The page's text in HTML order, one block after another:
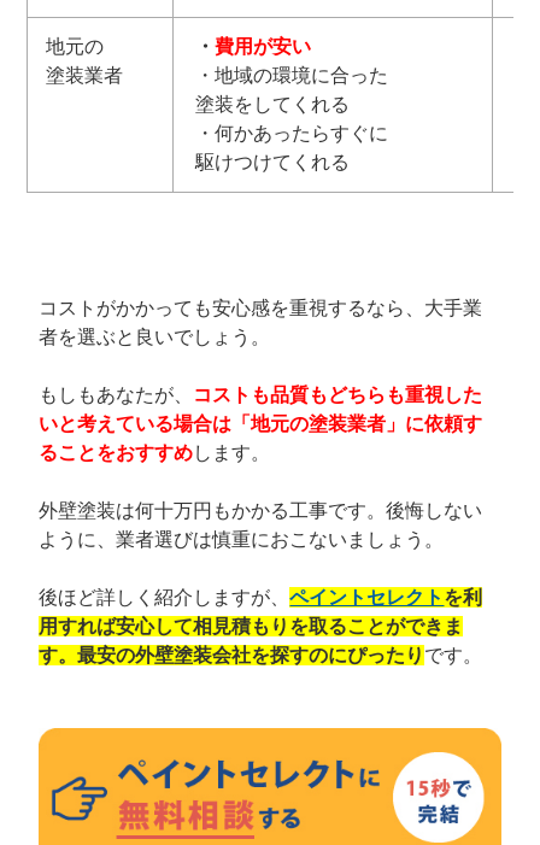
地元の
塗装業者
・費用が安い
・地域の環境に合った
塗装をしてくれる
・何かあったらすぐに
駆けつけてくれる
コストがかかっても安心感を重視するなら、大手業
者を選ぶと良いでしょう。
もしもあなたが、 コストも品質もどちらも重視した
いと考えている場合は「地元の塗装業者」に依頼す
ることをおすすめします。
外壁塗装は何十万円もかかる工事です。後悔しない
ように、業者選びは慎重におこないましょう。
後ほど詳しく紹介しますが、ペイントセレクト を利
用すれば安心して相見積もりを取ることができま
す。最安の外壁塗装会社を探すのにぴったり です。